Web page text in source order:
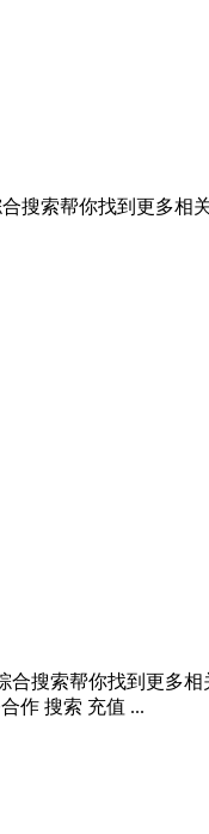
搜索帮你找到更多
搜索帮你找到更多
作 搜索 充值 ...